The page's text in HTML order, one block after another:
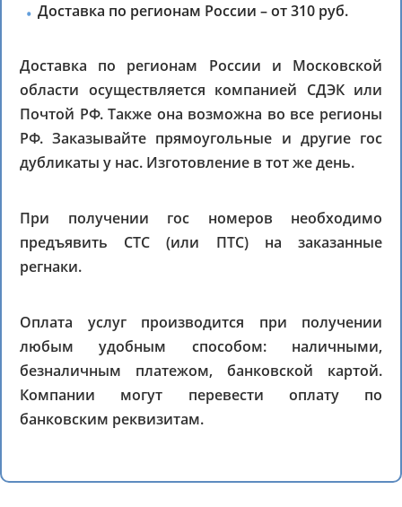
Доставка по регионам России – от 310 руб.
Доставка по регионам России и Московской
области осуществляется компанией СДЭК или
Почтой РФ. Также она возможна во все регионы
РФ. Заказывайте прямоугольные и другие гос
дубликаты у нас. Изготовление в тот же день.
При получении гос номеров необходимо
предъявить СТС (или ПТС) на заказанные
регнаки.
Оплата услуг производится при получении
любым удобным способом: наличными,
безналичным платежом, банковской картой.
Компании могут перевести оплату по
банковским реквизитам.